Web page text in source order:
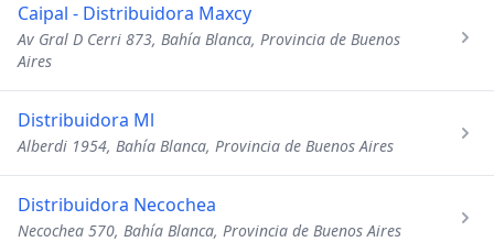
Caipal - Distribuidora Maxcy
Av Gral D Cerri 873, Bahía Blanca, Provincia de Buenos
Aires
Distribuidora Ml
Alberdi 1954, Bahía Blanca, Provincia de Buenos Aires
Distribuidora Necochea
Necochea 570, Bahía Blanca, Provincia de Buenos Aires